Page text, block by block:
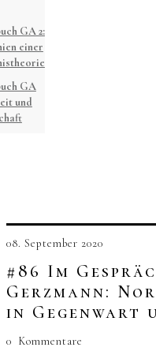
GA 2:
einer
GA
und
08. September 2020
#86 Im
Gerzmann:
in Gegenwart
0 Kommentare